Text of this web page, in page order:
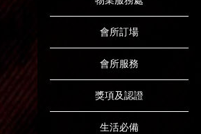
會所訂場
會所服務
獎項及認證
生活必備